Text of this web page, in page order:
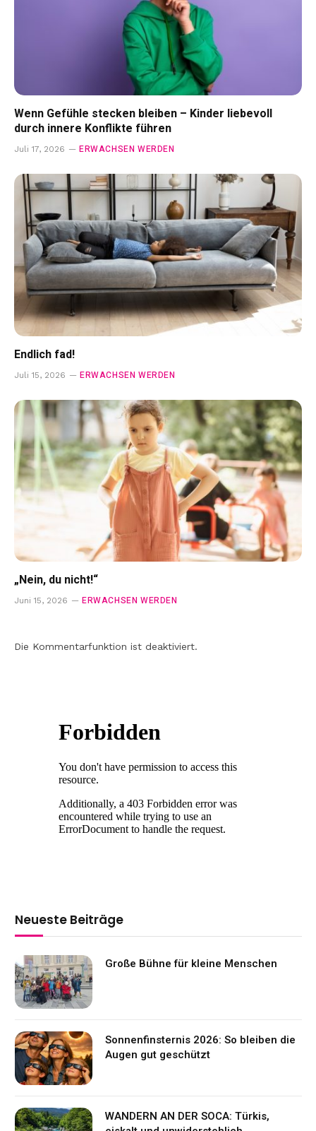
Wenn Gefühle stecken bleiben – Kinder liebevoll
durch innere Konflikte führen
Juli 17, 2026 ERWACHSEN WERDEN
Endlich fad!
Juli 15, 2026 ERWACHSEN WERDEN
„Nein, du nicht!“
Juni 15, 2026 ERWACHSEN WERDEN
Die Kommentarfunktion ist deaktiviert.
Neueste Beiträge
Große Bühne für kleine Menschen
Sonnenfinsternis 2026: So bleiben die
Augen gut geschützt
WANDERN AN DER SOCA: Türkis,